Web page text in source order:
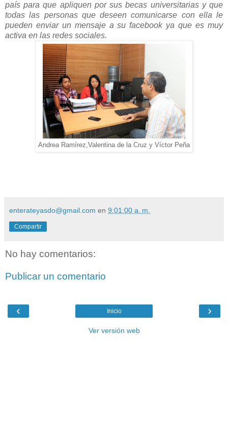
país para que apliquen por sus becas universitarias y que
todas las personas que deseen comunicarse con ella le
pueden enviar un mensaje a su facebook ya que es muy
activa en las redes sociales.
Andrea Ramírez,Valentina de la Cruz y Víctor Peña
enterateyasdo@gmail.com en 9:01:00 a. m.
Compartir
No hay comentarios:
Publicar un comentario
‹ ›
Inicio
Ver versión web